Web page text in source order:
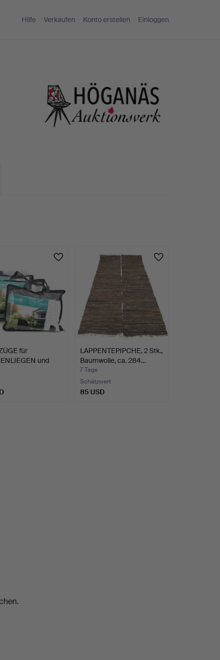
Hilfe Verkaufen Konto erstellen Einloggen
für
und
3 St…
LAPPENTEPIPCHE, 2 Stk.,
Baumwolle, ca. 284…
7 Tage
Schätzwert
85 USD